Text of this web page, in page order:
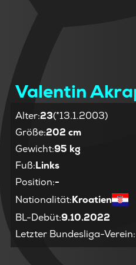
Valentin
Alter:23(*13.1.2003)
Größe:202 cm
Gewicht:95 kg
Fuß:Links
Position:-
Nationalität:Kroatien
BL-Debüt:9.10.2022
Letzter Bundesliga-Verein: